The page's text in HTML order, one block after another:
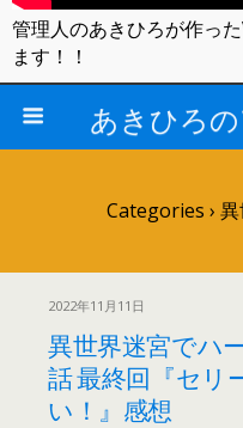
あきひろ
Categories ›
2022年11月11日
異世界迷宮でハ
話 最終回『セリ
い！』感想
管理人のあきひろが作っ
ます！！